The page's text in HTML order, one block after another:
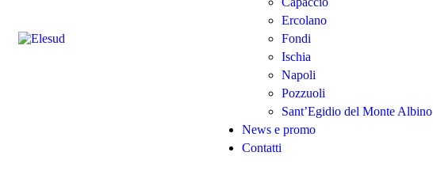
Ercolano
Fondi
Ischia
Napoli
Pozzuoli
Sant’Egidio del Monte Albino
News e promo
Contatti